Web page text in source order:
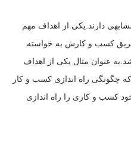
دارند.یکی از اهداف مهم
کسب و کارش به خواسته
عنوان مثال یکی از اهداف
چگونگی راه اندازی کسب و کار
کسب و کاری را راه اندازی